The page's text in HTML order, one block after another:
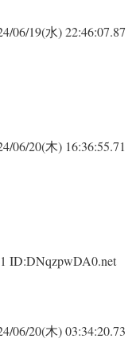
06/19(水) 22:46:07.87
06/20(木) 16:36:55.71
ID:DNqzpwDA0.net
06/20(木) 03:34:20.73